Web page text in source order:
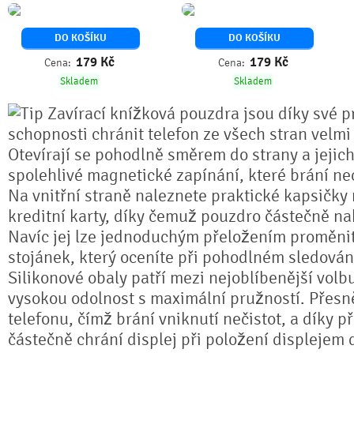
DO KOŠÍKU
Cena: 179 Kč
Skladem
DO KOŠÍKU
Cena: 179 Kč
Skladem
Zavírací knížková pouzdra jsou díky své
schopnosti chránit telefon ze všech stran
Otevírají se pohodlně směrem do strany a
spolehlivé magnetické zapínání, které brání
Na vnitřní straně naleznete praktické kapsičky
kreditní karty, díky čemuž pouzdro částečně
Navíc jej lze jednoduchým přeložením
stojánek, který oceníte při pohodlném
Silikonové obaly patří mezi nejoblíbenější
vysokou odolnost s maximální pružností.
telefonu, čímž brání vniknutí nečistot, a díky
částečně chrání displej při položení displejem